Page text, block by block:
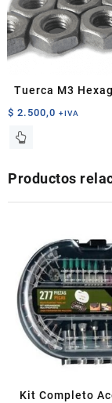
Tuerca M3
$ 2.500,0 +IVA
Productos
Kit Completo